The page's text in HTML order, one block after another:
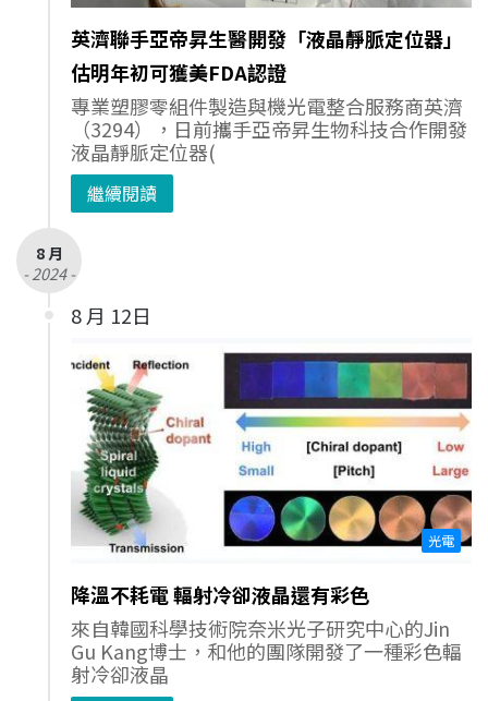
英濟聯手亞帝昇生醫開發「液晶靜脈定位器」
估明年初可獲美FDA認證
專業塑膠零組件製造與機光電整合服務商英濟
（3294），日前攜手亞帝昇生物科技合作開發
液晶靜脈定位器(
繼續閱讀
8 月
- 2024 -
8 月 12日
光電
降溫不耗電 輻射冷卻液晶還有彩色
來自韓國科學技術院奈米光子研究中心的Jin
Gu Kang博士，和他的團隊開發了一種彩色輻
射冷卻液晶